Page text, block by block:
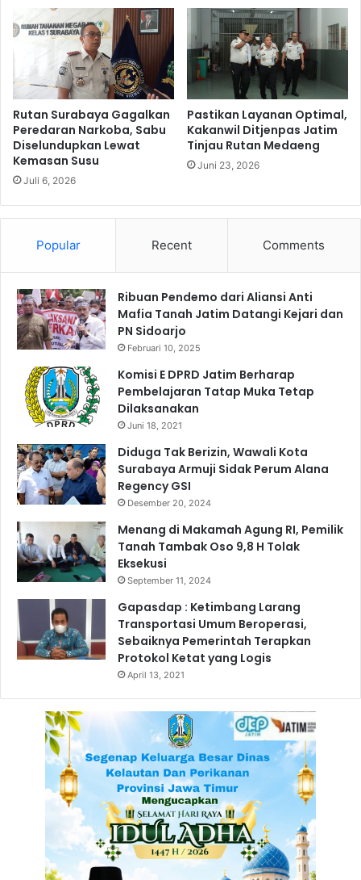
i
s
a
r
M
e
n
G
a
n
u
d
k
Z
o
n
a
P
n
a
Rutan Surabaya Gagalkan
Peredaran Narkoba, Sabu
Diselundupkan Lewat
Kemasan Susu
Juli 6, 2026
Pastikan Layanan Optimal,
Kakanwil Ditjenpas Jatim
Tinjau Rutan Medaeng
Juni 23, 2026
Popular Recent Comments
Ribuan Pendemo dari Aliansi Anti
Mafia Tanah Jatim Datangi Kejari dan
PN Sidoarjo
Februari 10, 2025
Komisi E DPRD Jatim Berharap
Pembelajaran Tatap Muka Tetap
Dilaksanakan
Juni 18, 2021
Diduga Tak Berizin, Wawali Kota
Surabaya Armuji Sidak Perum Alana
Regency GSI
Desember 20, 2024
Menang di Makamah Agung RI, Pemilik
Tanah Tambak Oso 9,8 H Tolak
Eksekusi
September 11, 2024
Gapasdap : Ketimbang Larang
Transportasi Umum Beroperasi,
Sebaiknya Pemerintah Terapkan
Protokol Ketat yang Logis
April 13, 2021